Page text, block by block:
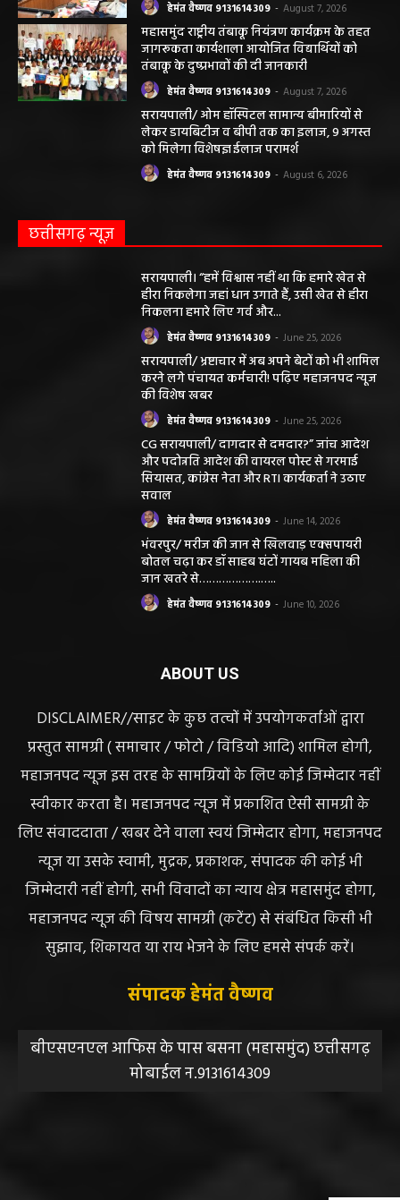
हेमंत वैष्णव 9131614309 - August 7, 2026
महासमुंद राष्ट्रीय तंबाकू नियंत्रण कार्यक्रम के तहत
जागरूकता कार्यशाला आयोजित विद्यार्थियों को
तंबाकू के दुष्प्रभावों की दी जानकारी
हेमंत वैष्णव 9131614309 - August 7, 2026
सरायपाली/ ओम हॉस्पिटल सामान्य बीमारियों से
लेकर डायबिटीज व बीपी तक का इलाज, 9 अगस्त
को मिलेगा विशेषज्ञ ईलाज परामर्श
हेमंत वैष्णव 9131614309 - August 6, 2026
छत्तीसगढ़ न्यूज़
सरायपाली। “हमें विश्वास नहीं था कि हमारे खेत से
हीरा निकलेगा जहां धान उगाते हैं, उसी खेत से हीरा
निकलना हमारे लिए गर्व और...
हेमंत वैष्णव 9131614309 - June 25, 2026
सरायपाली/ भ्रष्टाचार में अब अपने बेटों को भी शामिल
करने लगे पंचायत कर्मचारी! पढ़िए महाजनपद न्यूज
की विशेष खबर
हेमंत वैष्णव 9131614309 - June 25, 2026
CG सरायपाली/ दागदार से दमदार?” जांच आदेश
और पदोन्नति आदेश की वायरल पोस्ट से गरमाई
सियासत, कांग्रेस नेता और RTI कार्यकर्ता ने उठाए
सवाल
हेमंत वैष्णव 9131614309 - June 14, 2026
भंवरपुर/ मरीज की जान से खिलवाड़ एक्सपायरी
बोतल चढ़ा कर डॉ साहब घंटों गायब महिला की
जान खतरे से……………….…..
हेमंत वैष्णव 9131614309 - June 10, 2026
ABOUT US
DISCLAIMER//साइट के कुछ तत्वों में उपयोगकर्ताओं द्वारा
प्रस्तुत सामग्री ( समाचार / फोटो / विडियो आदि) शामिल होगी,
महाजनपद न्यूज इस तरह के सामग्रियों के लिए कोई जिम्मेदार नहीं
स्वीकार करता है। महाजनपद न्यूज में प्रकाशित ऐसी सामग्री के
लिए संवाददाता / खबर देने वाला स्वयं जिम्मेदार होगा, महाजनपद
न्यूज या उसके स्वामी, मुद्रक, प्रकाशक, संपादक की कोई भी
जिम्मेदारी नहीं होगी, सभी विवादों का न्याय क्षेत्र महासमुंद होगा,
महाजनपद न्यूज की विषय सामग्री (कटेंट) से संबंधित किसी भी
सुझाव, शिकायत या राय भेजने के लिए हमसे संपर्क करें।
संपादक हेमंत वैष्णव
बीएसएनएल आफिस के पास बसना (महासमुंद) छत्तीसगढ़
मोबाईल न.9131614309